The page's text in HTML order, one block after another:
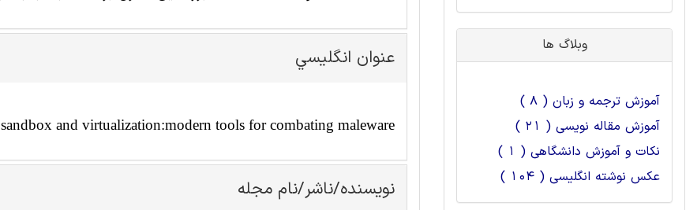
عنوان انگليسي
sandbox and virtualization:modern tools for combating maleware
نویسنده/ناشر/نام مجله
وبلاگ ها
آموزش ترجمه و زبان ( 8 )
آموزش مقاله نویسی ( 21 )
نکات و آموزش دانشگاهی ( 1 )
عکس نوشته انگلیسی ( 104 )